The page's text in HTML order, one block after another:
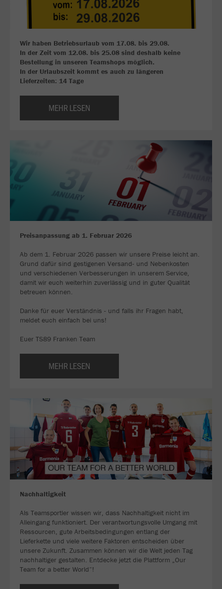
Wir haben Betriebsurlaub vom 17.08. bis 29.08.
In der Zeit vom 12.08. bis 25.08 sind deshalb keine
Bestellung in unseren Teamshops möglich.
In der Urlaubszeit kommt es auch zu längeren
Lieferzeiten: 14 Tage
MEHR LESEN
Preisanpassung ab 1. Februar 2026
Ab dem 1. Februar 2026 passen wir unsere Preise leicht an.
Grund dafür sind gestigenen Versand- und Nebenkosten
und verschiedenen Verbesserungen in unserem Service,
damit wir euch weiterhin zuverlässig und in guter Qualität
betreuen können.
Danke für euer Verständnis - und falls ihr Fragen habt,
meldet euch einfach bei uns!
Euer TS89 Franken Team
MEHR LESEN
Nachhaltigkeit
Als Teamsportler wissen wir, dass Nachhaltigkeit nicht im
Alleingang funktioniert. Der verantwortungsvolle Umgang mit
Ressourcen, gute Arbeitsbedingungen entlang der
Lieferkette und viele weitere Faktoren entscheiden über
unsere Zukunft. Zusammen können wir die Welt jeden Tag
nachhaltiger gestalten. Entdecke jetzt die Plattform „Our
Team for a better World“!